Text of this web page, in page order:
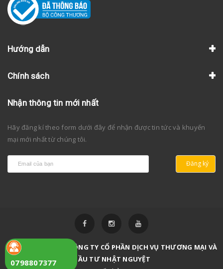
Hướng dẫn
Chính sách
Nhận thông tin mới nhất
Hãy đăng kí theo form dưới đây để nhận được tin tức và khuyến
mại mới nhất từ chúng tôi.
Đăng ký
Bản quyền thuộc về
CÔNG TY CỔ PHẦN DỊCH VỤ THƯƠNG MẠI VÀ
ĐẦU TƯ NHẬT NGUYỆT
0798807377